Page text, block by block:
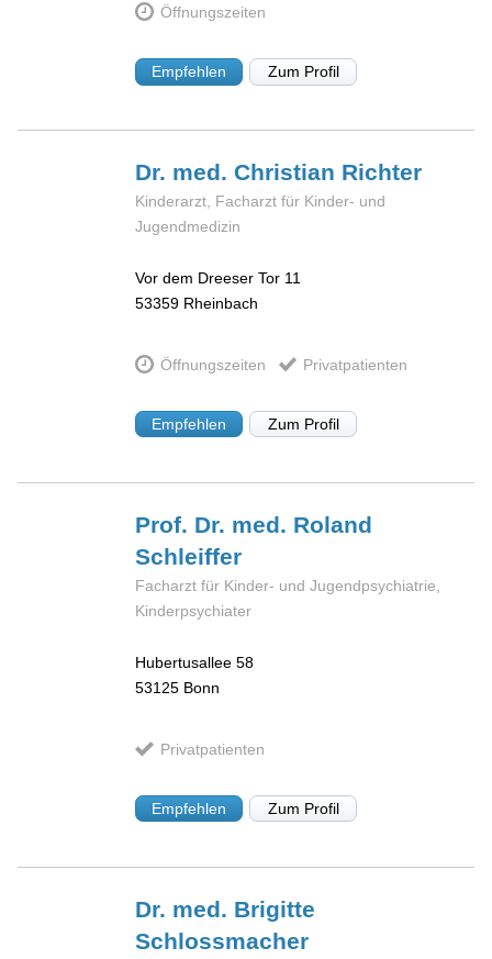
Öffnungszeiten
Empfehlen Zum Profil
Dr. med. Christian Richter
Kinderarzt, Facharzt für Kinder- und
Jugendmedizin
Vor dem Dreeser Tor 11
53359 Rheinbach
Öffnungszeiten Privatpatienten
Empfehlen Zum Profil
Prof. Dr. med. Roland
Schleiffer
Facharzt für Kinder- und Jugendpsychiatrie,
Kinderpsychiater
Hubertusallee 58
53125 Bonn
Privatpatienten
Empfehlen Zum Profil
Dr. med. Brigitte
Schlossmacher